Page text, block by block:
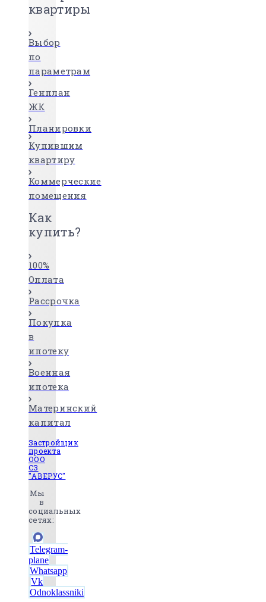
квартиры
Выбор
по
параметрам
Генплан
ЖК
Планировки
Купившим
квартиру
Коммерческие
помещения
Как
купить?
100%
Оплата
Рассрочка
Покупка
в
ипотеку
Военная
ипотека
Материнский
капитал
Застройщик
проекта
ООО
СЗ
"АВЕРУС"
Мы
в
социальных
сетях:
Telegram-
plane
Whatsapp
Vk
Odnoklassniki